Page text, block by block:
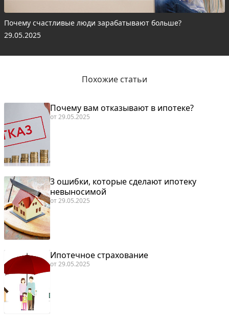
Почему счастливые люди зарабатывают больше?
29.05.2025
Похожие статьи
Почему вам отказывают в ипотеке?
от29.05.2025
3 ошибки, которые сделают ипотеку
невыносимой
от29.05.2025
Ипотечное страхование
от29.05.2025